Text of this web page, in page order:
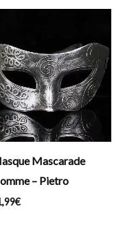
Mascarade
– Pietro
€